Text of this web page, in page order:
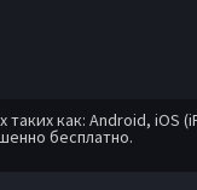
как: Android, iOS
бесплатно.